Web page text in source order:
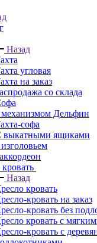
Назад
угловая
на заказ
со склада
механизмом Дельфин
софа
выкатными ящиками
Назад
кровать
кровать на заказ
кровать без
кровать с
кровать с